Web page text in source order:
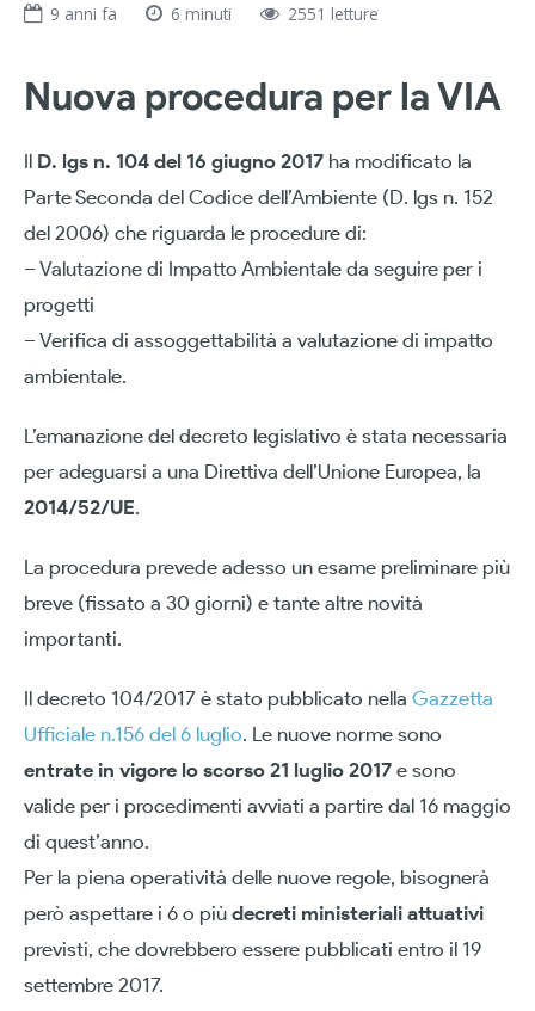
9 anni fa 6 minuti 2551 letture
Nuova procedura per la VIA
Il D. lgs n. 104 del 16 giugno 2017 ha modificato la
Parte Seconda del Codice dell’Ambiente (D. lgs n. 152
del 2006) che riguarda le procedure di:
– Valutazione di Impatto Ambientale da seguire per i
progetti
– Verifica di assoggettabilità a valutazione di impatto
ambientale.
L’emanazione del decreto legislativo è stata necessaria
per adeguarsi a una Direttiva dell’Unione Europea, la
2014/52/UE.
La procedura prevede adesso un esame preliminare più
breve (fissato a 30 giorni) e tante altre novità
importanti.
Il decreto 104/2017 è stato pubblicato nella Gazzetta
Ufficiale n.156 del 6 luglio. Le nuove norme sono
entrate in vigore lo scorso 21 luglio 2017 e sono
valide per i procedimenti avviati a partire dal 16 maggio
di quest’anno.
Per la piena operatività delle nuove regole, bisognerà
però aspettare i 6 o più decreti ministeriali attuativi
previsti, che dovrebbero essere pubblicati entro il 19
settembre 2017.